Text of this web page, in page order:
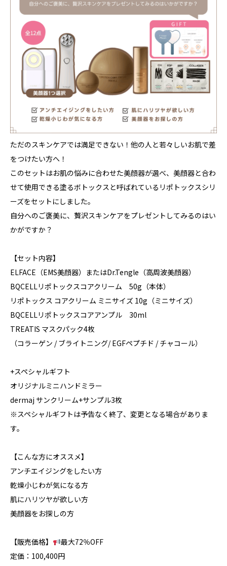
ただのスキンケアでは満足できない！他の人と若々しいお肌で差
をつけたい方へ！
このセットはお肌の悩みに合わせた美顔器が選べ、美顔器と合わ
せて使用できる塗るボトックスと呼ばれているリポトックスシリ
ーズをセットにしました。
自分へのご褒美に、贅沢スキンケアをプレゼントしてみるのはい
かがですか？
【セット内容】
ELFACE（EMS美顔器）またはDr.Tengle（高周波美顔器）
BQCELLリポトックスコアクリーム 50g（本体）
リポトックス コアクリーム ミニサイズ 10g（ミニサイズ）
BQCELLリポトックスコアアンプル 30ml
TREATIS マスクパック4枚
（コラーゲン / ブライトニング/ EGFペプチド / チャコール）
+スペシャルギフト
オリジナルミニハンドミラー
dermaj サンクリーム+サンプル3枚
※スペシャルギフトは予告なく終了、変更となる場合がありま
す。
【こんな方にオススメ】
アンチエイジングをしたい方
乾燥小じわが気になる方
肌にハリツヤが欲しい方
美顔器をお探しの方
【販売価格】
最大72％OFF
定価：100,400円